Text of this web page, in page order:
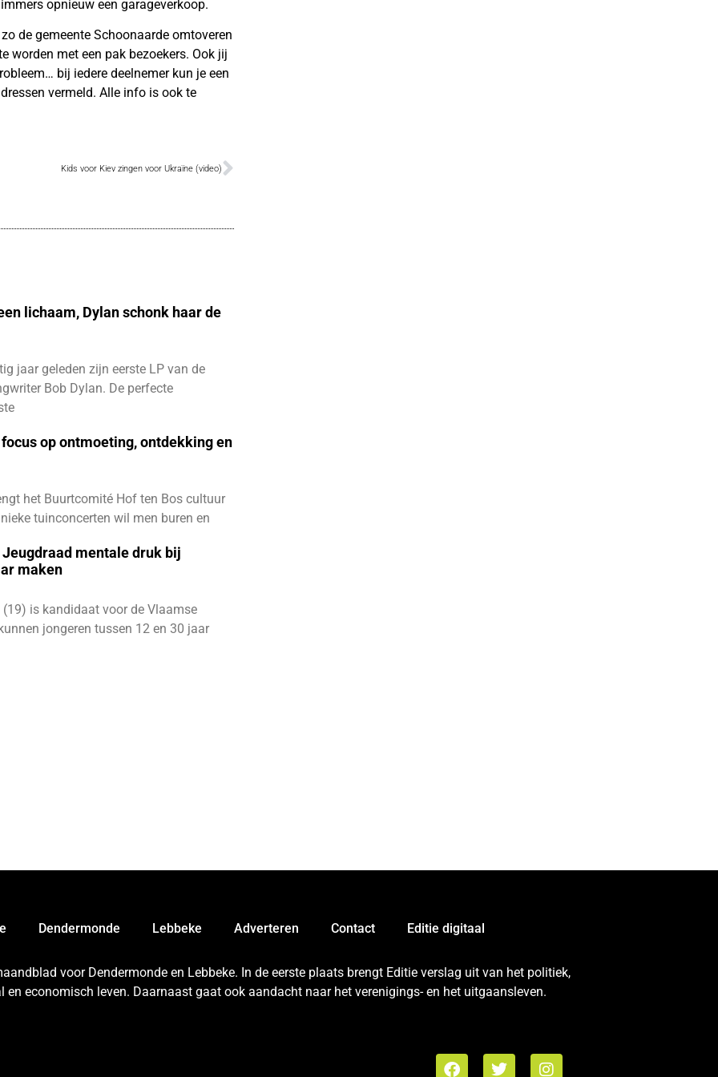
opnieuw een garageverkoop.
de gemeente Schoonaarde omtoveren
worden met een pak bezoekers. Ook jij
bij iedere deelnemer kun je een
vermeld. Alle info is ook te
Kids voor Kiev zingen voor Ukraïne (video)
lichaam, Dylan schonk haar de
jaar geleden zijn eerste LP van de
Bob Dylan. De perfecte
op ontmoeting, ontdekking en
het Buurtcomité Hof ten Bos cultuur
tuinconcerten wil men buren en
mentale druk bij
maken
is kandidaat voor de Vlaamse
jongeren tussen 12 en 30 jaar
Dendermonde Lebbeke Adverteren Contact Editie digitaal
voor Dendermonde en Lebbeke. In de eerste plaats brengt Editie verslag uit van het politiek,
en economisch leven. Daarnaast gaat ook aandacht naar het verenigings- en het uitgaansleven.